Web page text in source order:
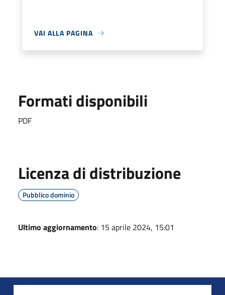
VAI ALLA PAGINA
Formati disponibili
PDF
Licenza di distribuzione
Pubblico dominio
Ultimo aggiornamento: 15 aprile 2024, 15:01